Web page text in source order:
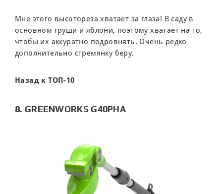
Мне этого высотореза хватает за глаза! В саду в
основном груши и яблони, поэтому хватает на то,
чтобы их аккуратно подровнять. Очень редко
дополнительно стремянку беру.
Назад к ТОП-10
8. GREENWORKS G40PHA